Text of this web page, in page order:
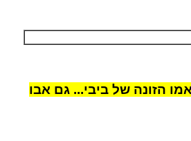
הזונה של ביבי... גם אבו